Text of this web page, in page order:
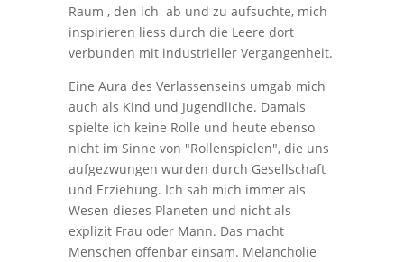
Raum , den ich ab und zu aufsuchte, mich
inspirieren liess durch die Leere dort
verbunden mit industrieller Vergangenheit.
Eine Aura des Verlassenseins umgab mich
auch als Kind und Jugendliche. Damals
spielte ich keine Rolle und heute ebenso
nicht im Sinne von "Rollenspielen", die uns
aufgezwungen wurden durch Gesellschaft
und Erziehung. Ich sah mich immer als
Wesen dieses Planeten und nicht als
explizit Frau oder Mann. Das macht
Menschen offenbar einsam. Melancholie